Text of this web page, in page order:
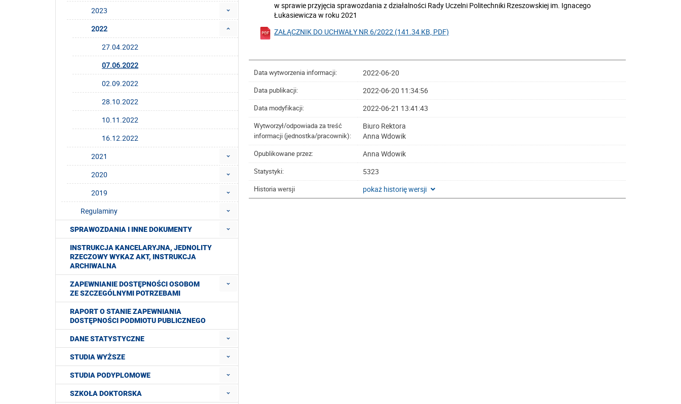
w sprawie przyjęcia sprawozdania z działalności Rady Uczelni Politechniki Rzeszowskiej im. Ignacego
Łukasiewicza w roku 2021
ZAŁĄCZNIK DO UCHWAŁY NR 6/2022 (141.34 KB, PDF)
Data wytworzenia informacji: 2022-06-20
Data publikacji: 2022-06-20 11:34:56
Data modyfikacji: 2022-06-21 13:41:43
Wytworzył/odpowiada za treść
informacji (jednostka/pracownik):
Biuro Rektora
Anna Wdowik
Opublikowane przez: Anna Wdowik
Statystyki: 5323
Historia wersji pokaż historię wersji
2023
2022
27.04.2022
07.06.2022
02.09.2022
28.10.2022
10.11.2022
16.12.2022
2021
2020
2019
Regulaminy
SPRAWOZDANIA I INNE DOKUMENTY
INSTRUKCJA KANCELARYJNA, JEDNOLITY
RZECZOWY WYKAZ AKT, INSTRUKCJA
ARCHIWALNA
ZAPEWNIANIE DOSTĘPNOŚCI OSOBOM
ZE SZCZEGÓLNYMI POTRZEBAMI
RAPORT O STANIE ZAPEWNIANIA
DOSTĘPNOŚCI PODMIOTU PUBLICZNEGO
DANE STATYSTYCZNE
STUDIA WYŻSZE
STUDIA PODYPLOMOWE
SZKOŁA DOKTORSKA